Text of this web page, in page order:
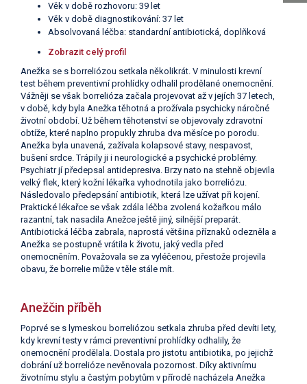
Věk v době rozhovoru: 39 let
Věk v době diagnostikování: 37 let
Absolvovaná léčba: standardní antibiotická, doplňková
Zobrazit celý profil
Anežka se s borreliózou setkala několikrát. V minulosti krevní
test během preventivní prohlídky odhalil prodělané onemocnění.
Vážněji se však borrelióza začala projevovat až v jejích 37 letech,
v době, kdy byla Anežka těhotná a prožívala psychicky náročné
životní období. Už během těhotenství se objevovaly zdravotní
obtíže, které naplno propukly zhruba dva měsíce po porodu.
Anežka byla unavená, zažívala kolapsové stavy, nespavost,
bušení srdce. Trápily ji i neurologické a psychické problémy.
Psychiatr jí předepsal antidepresiva. Brzy nato na stehně objevila
velký flek, který kožní lékařka vyhodnotila jako borreliózu.
Následovalo předepsání antibiotik, která lze užívat při kojení.
Praktické lékařce se však zdála léčba zvolená kožařkou málo
razantní, tak nasadila Anežce ještě jiný, silnější preparát.
Antibiotická léčba zabrala, naprostá většina příznaků odezněla a
Anežka se postupně vrátila k životu, jaký vedla před
onemocněním. Považovala se za vyléčenou, přestože projevila
obavu, že borrelie může v těle stále mít.
Anežčin příběh
Poprvé se s lymeskou borreliózou setkala zhruba před devíti lety,
kdy krevní testy v rámci preventivní prohlídky odhalily, že
onemocnění prodělala. Dostala pro jistotu antibiotika, po jejichž
dobrání už borrelióze nevěnovala pozornost. Díky aktivnímu
životnímu stylu a častým pobytům v přírodě nacházela Anežka